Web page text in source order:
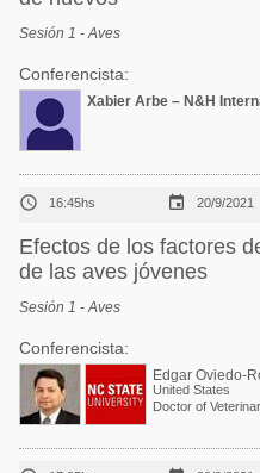
Sesión 1 - Aves
Conferencista:
Xabier Arbe – N&H
 16:45hs  20/9/2021
Efectos de los factores
de las aves jóvenes
Sesión 1 - Aves
Conferencista:
Edgar Oviedo-
United States
Doctor of